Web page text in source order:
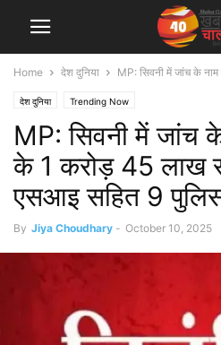
Home देश दुनिया MP: सिवनी में जांच के
देश दुनिया Trending Now
MP: सिवनी में जांच
के 1 करोड़ 45 लाख
एसआइ सहित 9
By Jiya Choudhary - October 10, 2025